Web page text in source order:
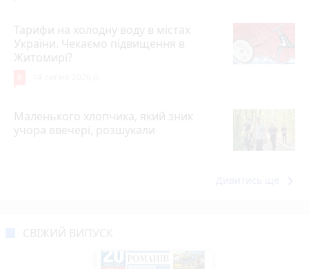
Тарифи на холодну воду в містах
України. Чекаємо підвищення в
Житомирі?
Маленького хлопчика, який зник
учора ввечері, розшукали